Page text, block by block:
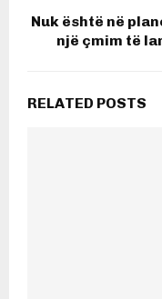
Nuk është në
një çmim të
RELATED POSTS